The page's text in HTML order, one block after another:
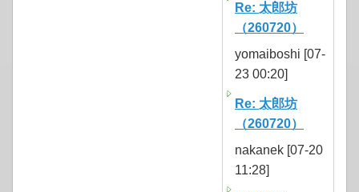
Re: 太郎坊
（260720）
yomaiboshi [07-
23 00:20]
Re: 太郎坊
（260720）
nakanek [07-20
11:28]